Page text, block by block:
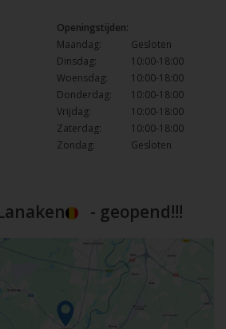
Openingstijden:
Maandag:
Gesloten
Dinsdag:
10:00-18:00
Woensdag:
10:00-18:00
Donderdag:
10:00-18:00
Vrijdag:
10:00-18:00
Zaterdag:
10:00-18:00
Zondag:
Gesloten
- geopend!!!